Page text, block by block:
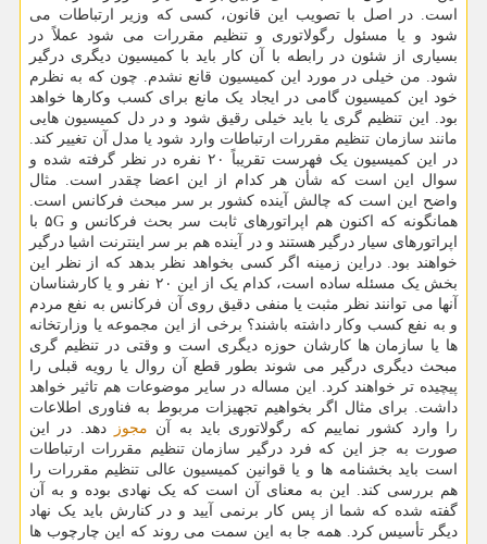
است. در اصل با تصویب این قانون، کسی که وزیر ارتباطات می
شود و یا مسئول رگولاتوری و تنظیم مقررات می شود عملاً در
بسیاری از شئون در رابطه با آن کار باید با کمیسیون دیگری درگیر
شود. من خیلی در مورد این کمیسیون قانع نشدم. چون که به نظرم
خود این کمیسیون گامی در ایجاد یک مانع برای کسب وکارها خواهد
بود. این تنظیم گری یا باید خیلی رقیق شود و در دل کمیسیون هایی
مانند سازمان تنظیم مقررات ارتباطات وارد شود یا مدل آن تغییر کند.
در این کمیسیون یک فهرست تقریباً ۲۰ نفره در نظر گرفته شده و
سوال این است که شأن هر کدام از این اعضا چقدر است. مثال
واضح این است که چالش آینده کشور بر سر مبحث فرکانس است.
همانگونه که اکنون هم اپراتورهای ثابت سر بحث فرکانس و ۵G با
اپراتورهای سیار درگیر هستند و در آینده هم بر سر اینترنت اشیا درگیر
خواهند بود. دراین زمینه اگر کسی بخواهد نظر بدهد که از نظر این
بخش یک مسئله ساده است، کدام یک از این ۲۰ نفر و یا کارشناسان
آنها می توانند نظر مثبت یا منفی دقیق روی آن فرکانس به نفع مردم
و به نفع کسب وکار داشته باشند؟ برخی از این مجموعه یا وزارتخانه
ها یا سازمان ها کارشان حوزه دیگری است و وقتی در تنظیم گری
مبحث دیگری درگیر می شوند بطور قطع آن روال یا رویه قبلی را
پیچیده تر خواهند کرد. این مساله در سایر موضوعات هم تاثیر خواهد
داشت. برای مثال اگر بخواهیم تجهیزات مربوط به فناوری اطلاعات
را وارد کشور نماییم که رگولاتوری باید به آن مجوز
دهد. در این
صورت به جز این که فرد درگیر سازمان تنظیم مقررات ارتباطات
است باید بخشنامه ها و یا قوانین کمیسیون عالی تنظیم مقررات را
هم بررسی کند. این به معنای آن است که یک نهادی بوده و به آن
گفته شده که شما از پس کار برنمی آیید و در کنارش باید یک نهاد
دیگر تأسیس کرد. همه جا به این سمت می روند که این چارچوب ها